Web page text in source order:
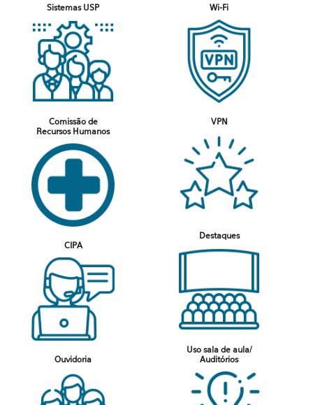
Sistemas USP
Comissão de
Recursos Humanos
CIPA
Ouvidoria
Wi-Fi
VPN
Destaques
Uso sala de aula/
Auditórios